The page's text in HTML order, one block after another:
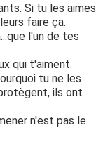
Si tu les aimes
faire ça.
l'un de tes
qui t'aiment.
tu ne les
ils ont
n'est pas le